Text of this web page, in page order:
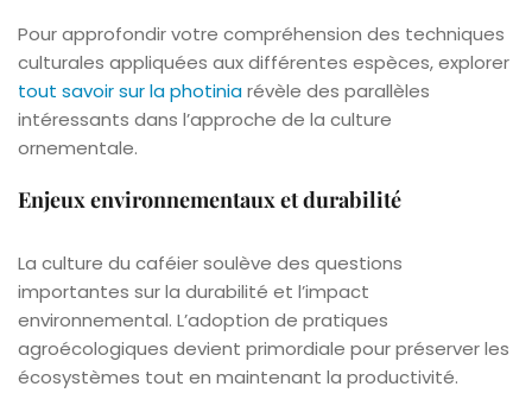
Pour approfondir votre compréhension des techniques
culturales appliquées aux différentes espèces, explorer
tout savoir sur la photiniarévèle des parallèles
intéressants dans l’approche de la culture
ornementale.
Enjeux environnementaux et durabilité
La culture du caféier soulève des questions
importantes sur la durabilité et l’impact
environnemental. L’adoption de pratiques
agroécologiques devient primordiale pour préserver les
écosystèmes tout en maintenant la productivité.